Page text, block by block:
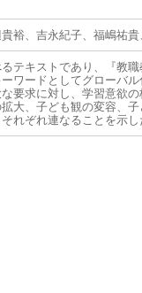
裕、吉永紀子、福嶋祐
テキストであり、『教
ワードとしてグローバ
要求に対し、学習意欲
大、子ども観の変容、
れぞれ連なることを示し